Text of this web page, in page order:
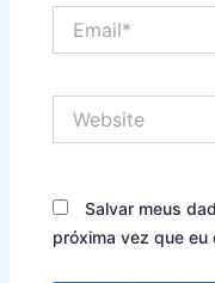
Salvar meus
próxima vez que eu